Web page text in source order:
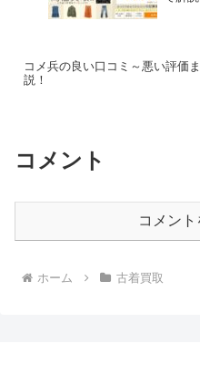
コメ兵の良い口コミ～悪い評価
説！
コメント
コメン
ホーム 古着買取